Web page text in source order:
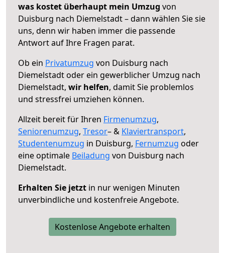
was kostet überhaupt mein Umzug von
Duisburg nach Diemelstadt – dann wählen Sie sie
uns, denn wir haben immer die passende
Antwort auf Ihre Fragen parat.
Ob ein Privatumzug von Duisburg nach
Diemelstadt oder ein gewerblicher Umzug nach
Diemelstadt, wir helfen, damit Sie problemlos
und stressfrei umziehen können.
Allzeit bereit für Ihren Firmenumzug,
Seniorenumzug, Tresor– & Klaviertransport,
Studentenumzug in Duisburg, Fernumzug oder
eine optimale Beiladung von Duisburg nach
Diemelstadt.
Erhalten Sie jetzt in nur wenigen Minuten
unverbindliche und kostenfreie Angebote.
Kostenlose Angebote erhalten